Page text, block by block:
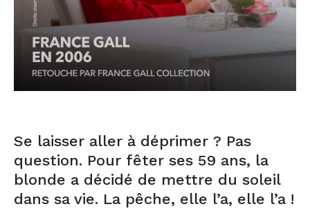
Se laisser aller à déprimer ? Pas
question. Pour fêter ses 59 ans, la
blonde a décidé de mettre du soleil
dans sa vie. La pêche, elle l’a, elle l’a !